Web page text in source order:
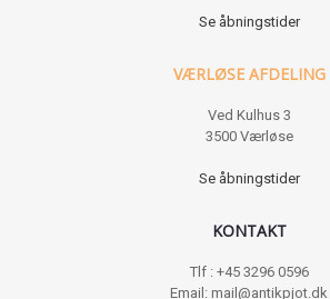
Se åbningstider
VÆRLØSE AFDELING
Ved Kulhus 3
3500 Værløse
Se åbningstider
KONTAKT
Tlf : +45 3296 0596
Email: mail@antikpjot.dk